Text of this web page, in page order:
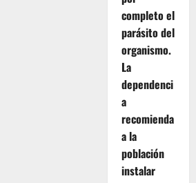
completo el
parásito del
organismo.
La
dependenci
a
recomienda
a la
población
instalar